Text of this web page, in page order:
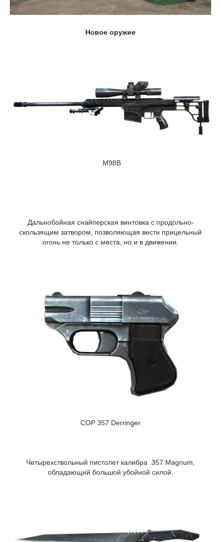
Новое оружие
M98B
Дальнобойная снайперская винтовка с продольно-
скользящим затвором, позволяющая вести прицельный
огонь не только с места, но и в движении.
COP 357 Derringer
Четырехствольный пистолет калибра .357 Magnum,
обладающий большой убойной силой.